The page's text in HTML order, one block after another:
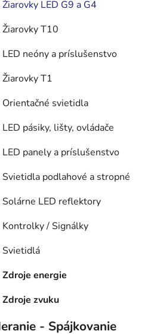
Žiarovky LED G9 a G4
Žiarovky T10
LED neóny a príslušenstvo
Žiarovky T1
Orientačné svietidla
LED pásiky, lišty, ovládače
LED panely a príslušenstvo
Svietidla podlahové a stropné
Solárne LED reflektory
Kontrolky / Signálky
Svietidlá
Zdroje energie
Zdroje zvuku
- Spájkovanie